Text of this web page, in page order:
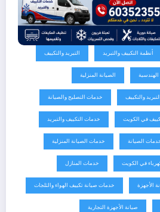
أنظمة التكييف والتبريد التبريد والتكييف
الهندسية الصيانة المنزلية
والتكييف خدمات التصليح والصيانة
في الكويت خدمات التكييف والتبريد
الصيانة خدمات الصيانة المنزلية
في الكويت خدمات المنازل
الأجهزة خدمات صيانة تكييف الهواء والثلجات
صيانة الأجهزة التجارية